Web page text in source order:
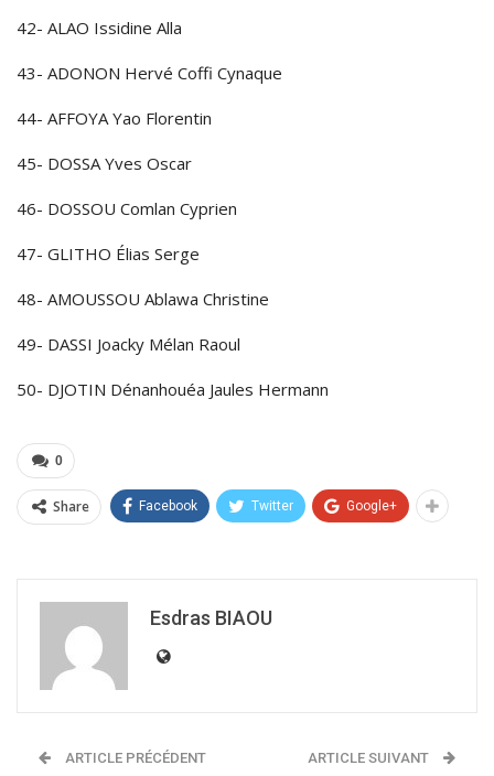
42- ALAO Issidine Alla
43- ADONON Hervé Coffi Cynaque
44- AFFOYA Yao Florentin
45- DOSSA Yves Oscar
46- DOSSOU Comlan Cyprien
47- GLITHO Élias Serge
48- AMOUSSOU Ablawa Christine
49- DASSI Joacky Mélan Raoul
50- DJOTIN Dénanhouéa Jaules Hermann
0
Share Facebook Twitter Google+
Esdras BIAOU
ARTICLE PRÉCÉDENT ARTICLE SUIVANT